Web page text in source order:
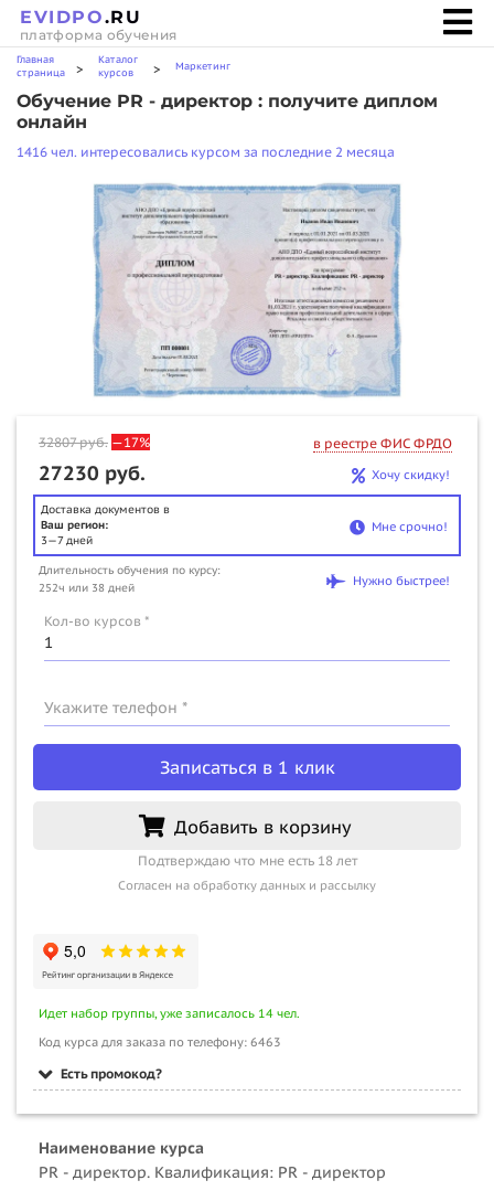
EVIDPO.RU
платформа обучения
Главная
страница
>
Каталог
курсов
> Маркетинг
Обучение PR - директор : получите диплом
онлайн
1416 чел. интересовались курсом за последние 2 месяца
32807руб. —17% в реестре ФИС ФРДО
27230 руб. Хочу скидку!
Доставка документов в
Ваш регион:
3—7 дней
Мне срочно!
Длительность обучения по курсу:
252ч или 38 дней
Нужно быстрее!
Кол-во курсов *
Укажите телефон *
Записаться в 1 клик
Добавить в корзину
Подтверждаю что мне есть 18 лет
Согласен на обработку данных и рассылку
Идет набор группы, уже записалось 14 чел.
Код курса для заказа по телефону: 6463
Есть промокод?
Наименование курса
PR - директор. Квалификация: PR - директор